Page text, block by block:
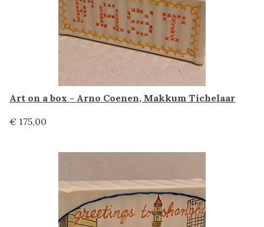
Art on a box - Arno Coenen, Makkum Tichelaar
€ 175,00